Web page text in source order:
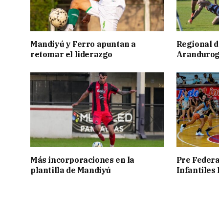
Mandiyú y Ferro apuntan a
retomar el liderazgo
Regional
Más incorporaciones en la
plantilla de Mandiyú
Pre
Infantiles